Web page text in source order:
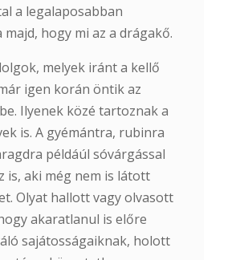
a legalaposabban
majd, hogy mi az a drágakő.
melyek iránt a kellő
igen korán öntik az
Ilyenek közé tartoznak a
is. A gyémántra, rubinra
példáúl sóvárgással
is, aki még nem is látott
Olyat hallott vagy olvasott
akaratlanul is előre
sajátosságaiknak, holott